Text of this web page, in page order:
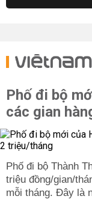
Phố đi bộ
các gian
Phố đi bộ Thành
triệu đồng/gian/
mỗi tháng. Đây là